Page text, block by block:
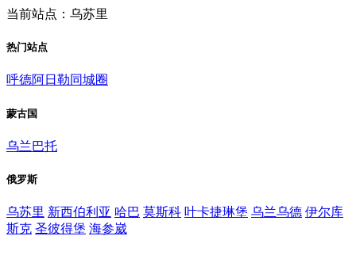
当前站点：乌苏里
热门站点
呼德阿日勒同城圈
蒙古国
乌兰巴托
俄罗斯
乌苏里 新西伯利亚 哈巴 莫斯科 叶卡捷琳堡 乌兰乌德 伊尔库
斯克 圣彼得堡 海参崴